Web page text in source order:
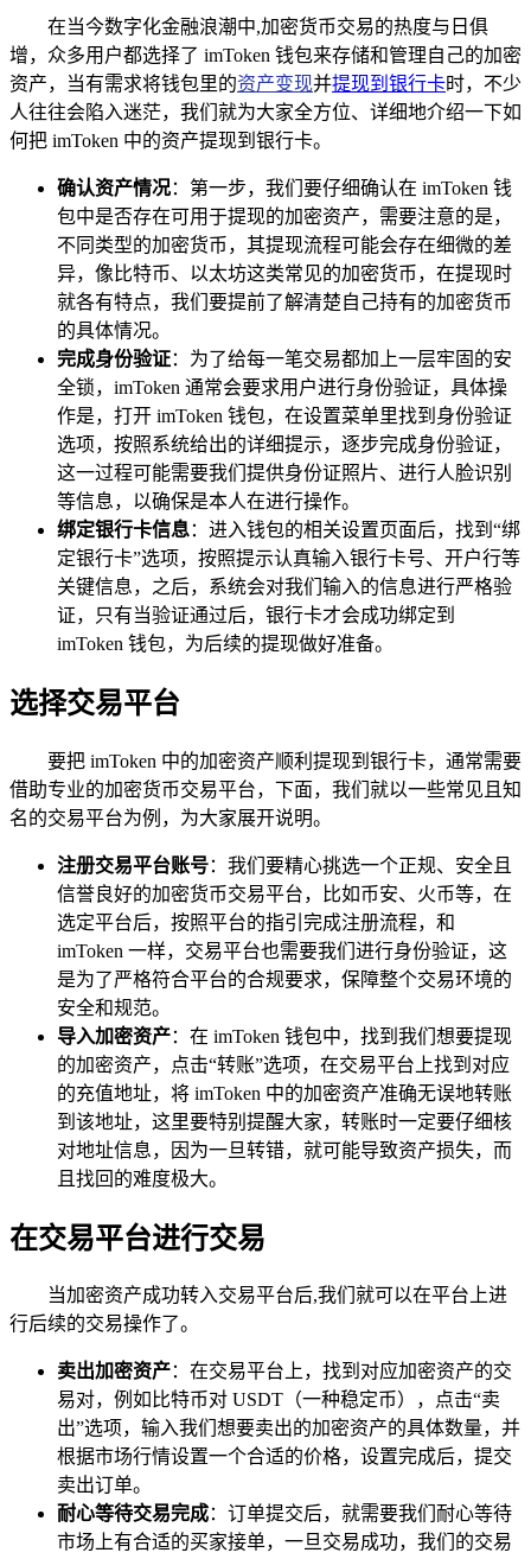
在当今数字化金融浪潮中,加密货币交易的热度与日俱
增，众多用户都选择了 imToken 钱包来存储和管理自己的加密
资产，当有需求将钱包里的资产变现并提现到银行卡时，不少
人往往会陷入迷茫，我们就为大家全方位、详细地介绍一下如
何把 imToken 中的资产提现到银行卡。
确认资产情况：第一步，我们要仔细确认在 imToken 钱
包中是否存在可用于提现的加密资产，需要注意的是，
不同类型的加密货币，其提现流程可能会存在细微的差
异，像比特币、以太坊这类常见的加密货币，在提现时
就各有特点，我们要提前了解清楚自己持有的加密货币
的具体情况。
完成身份验证：为了给每一笔交易都加上一层牢固的安
全锁，imToken 通常会要求用户进行身份验证，具体操
作是，打开 imToken 钱包，在设置菜单里找到身份验证
选项，按照系统给出的详细提示，逐步完成身份验证，
这一过程可能需要我们提供身份证照片、进行人脸识别
等信息，以确保是本人在进行操作。
绑定银行卡信息：进入钱包的相关设置页面后，找到“绑
定银行卡”选项，按照提示认真输入银行卡号、开户行等
关键信息，之后，系统会对我们输入的信息进行严格验
证，只有当验证通过后，银行卡才会成功绑定到
imToken 钱包，为后续的提现做好准备。
选择交易平台
要把 imToken 中的加密资产顺利提现到银行卡，通常需要
借助专业的加密货币交易平台，下面，我们就以一些常见且知
名的交易平台为例，为大家展开说明。
注册交易平台账号：我们要精心挑选一个正规、安全且
信誉良好的加密货币交易平台，比如币安、火币等，在
选定平台后，按照平台的指引完成注册流程，和
imToken 一样，交易平台也需要我们进行身份验证，这
是为了严格符合平台的合规要求，保障整个交易环境的
安全和规范。
导入加密资产：在 imToken 钱包中，找到我们想要提现
的加密资产，点击“转账”选项，在交易平台上找到对应
的充值地址，将 imToken 中的加密资产准确无误地转账
到该地址，这里要特别提醒大家，转账时一定要仔细核
对地址信息，因为一旦转错，就可能导致资产损失，而
且找回的难度极大。
在交易平台进行交易
当加密资产成功转入交易平台后,我们就可以在平台上进
行后续的交易操作了。
卖出加密资产：在交易平台上，找到对应加密资产的交
易对，例如比特币对 USDT（一种稳定币），点击“卖
出”选项，输入我们想要卖出的加密资产的具体数量，并
根据市场行情设置一个合适的价格，设置完成后，提交
卖出订单。
耐心等待交易完成：订单提交后，就需要我们耐心等待
市场上有合适的买家接单，一旦交易成功，我们的交易